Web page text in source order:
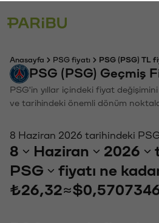
Anasayfa PSG fiyatı PSG (PSG) TL
PSG (PSG) Geçmiş
PSG'in yıllar içindeki fiyat
ve tarihindeki önemli dönüm
8 Haziran 2026 tarihindeki
8 Haziran 2026
PSG
fiyatı ne
₺26,32≈